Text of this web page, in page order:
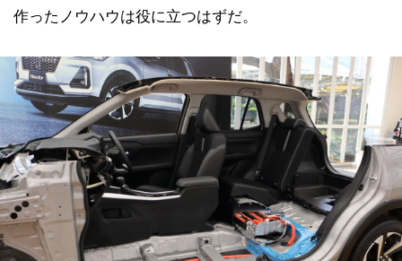
作ったノウハウは役に立つはずだ。